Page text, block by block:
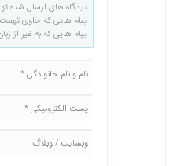
دیدگاه های ارسال شده
پیام هایی که حاوی تهمت
پیام هایی که به غیر از